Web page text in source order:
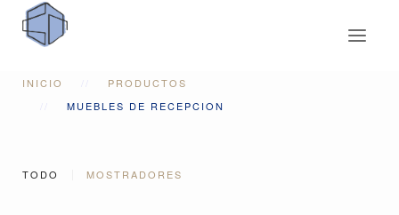
INICIO
PRODUCTOS
MUEBLES DE RECEPCION
TODO MOSTRADORES